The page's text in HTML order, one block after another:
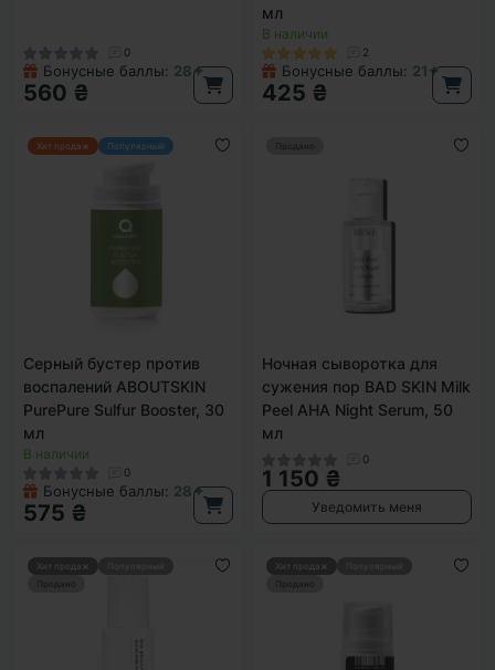
0
Бонусные баллы: 28✦
560 ₴
мл
В наличии
2
Бонусные баллы: 21✦
425 ₴
Хит продаж Популярный
Серный бустер против
воспалений ABOUTSKIN
PurePure Sulfur Booster, 30
мл
В наличии
0
Бонусные баллы: 28✦
575 ₴
Продано
Ночная сыворотка для
сужения пор BAD SKIN Milk
Peel AHA Night Serum, 50
мл
0
1 150 ₴
Уведомить меня
Хит продаж
Продано
Хит продаж
Продано